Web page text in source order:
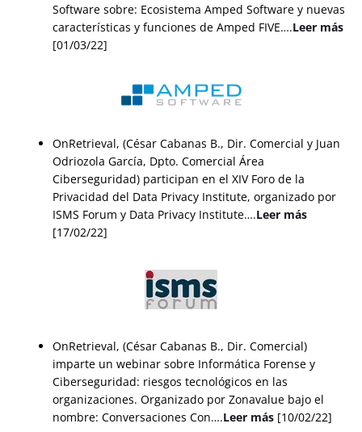
Software sobre: Ecosistema Amped Software y nuevas
características y funciones de Amped FIVE….Leer más
[01/03/22]
OnRetrieval, (César Cabanas B., Dir. Comercial y Juan
Odriozola García, Dpto. Comercial Área
Ciberseguridad) participan en el XIV Foro de la
Privacidad del Data Privacy Institute, organizado por
ISMS Forum y Data Privacy Institute….Leer más
[17/02/22]
OnRetrieval, (César Cabanas B., Dir. Comercial)
imparte un webinar sobre Informática Forense y
Ciberseguridad: riesgos tecnológicos en las
organizaciones. Organizado por Zonavalue bajo el
nombre: Conversaciones Con….Leer más [10/02/22]